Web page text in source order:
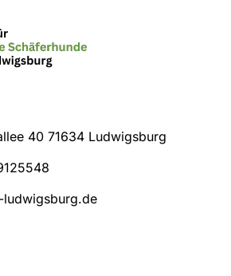
40 71634 Ludwigsburg
ludwigsburg.de